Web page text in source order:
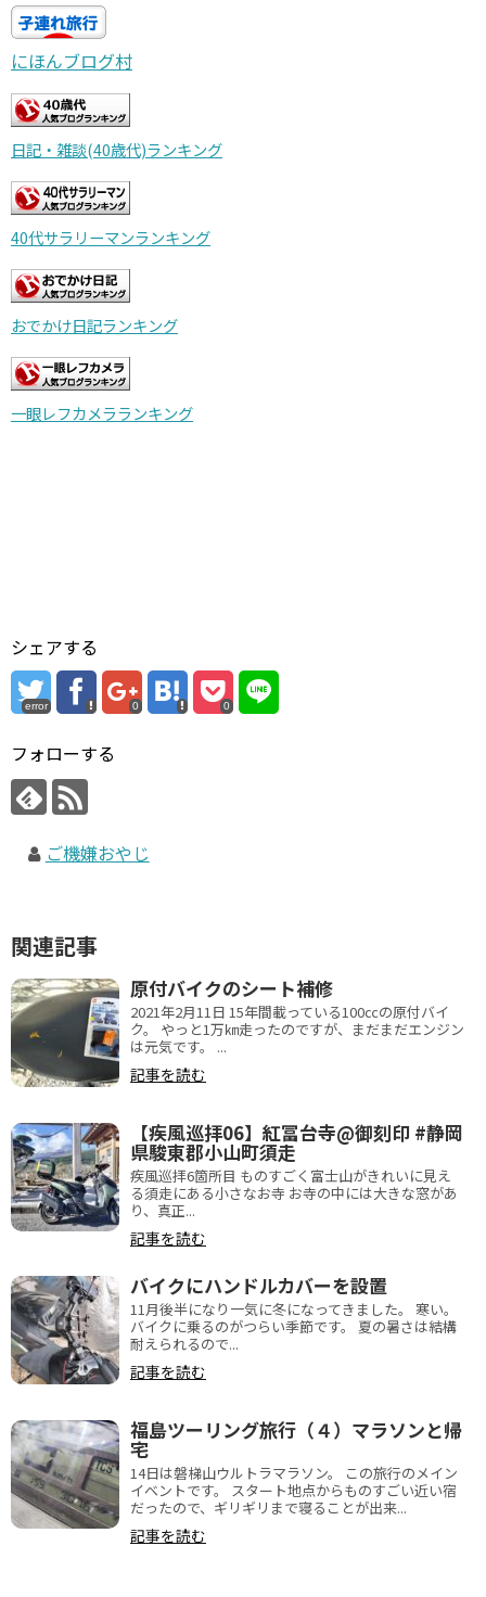
にほんブログ村
日記・雑談(40歳代)ランキング
40代サラリーマンランキング
おでかけ日記ランキング
一眼レフカメラランキング
シェアする
error 0 0
フォローする
ご機嫌おやじ
関連記事
原付バイクのシート補修
2021年2月11日 15年間載っている100㏄の原付バイ
ク。 やっと1万㎞走ったのですが、まだまだエンジン
は元気です。 ...
記事を読む
【疾風巡拝06】紅冨台寺@御刻印 #静岡
県駿東郡小山町須走
疾風巡拝6箇所目 ものすごく富士山がきれいに見え
る須走にある小さなお寺 お寺の中には大きな窓があ
り、真正...
記事を読む
バイクにハンドルカバーを設置
11月後半になり一気に冬になってきました。 寒い。
バイクに乗るのがつらい季節です。 夏の暑さは結構
耐えられるので...
記事を読む
福島ツーリング旅行（４）マラソンと帰
宅
14日は磐梯山ウルトラマラソン。 この旅行のメイン
イベントです。 スタート地点からものすごい近い宿
だったので、ギリギリまで寝ることが出来...
記事を読む